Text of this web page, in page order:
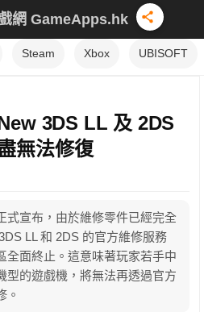
網 GameApps.hk
Steam Xbox UBISOFT
3DS LL 及 2DS
無法修復
式宣布，由於維修零件已經完全
LL 和 2DS 的官方維修服務
全面終止。這意味著玩家若手中
型的遊戲機，將無法再透過官方
。